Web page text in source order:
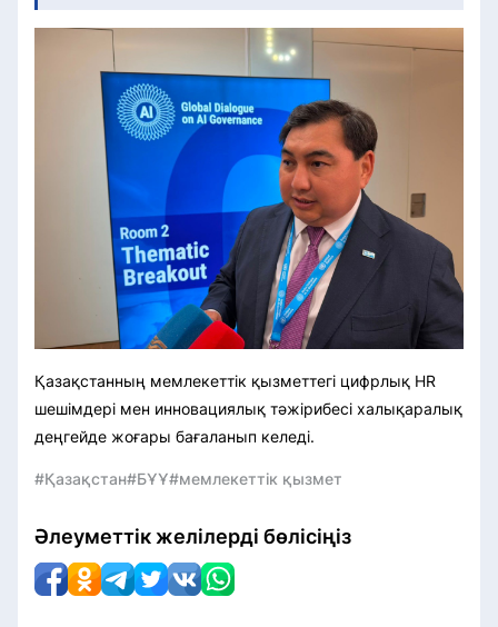
Қазақстанның мемлекеттік қызметтегі цифрлық HR
шешімдері мен инновациялық тәжірибесі халықаралық
деңгейде жоғары бағаланып келеді.
#Қазақстан#БҰҰ#мемлекеттік қызмет
Әлеуметтік желілерді бөлісіңіз